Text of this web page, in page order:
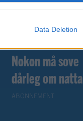
Data Deletion
Nokon må sove
dårleg om natta
ABONNEMENT